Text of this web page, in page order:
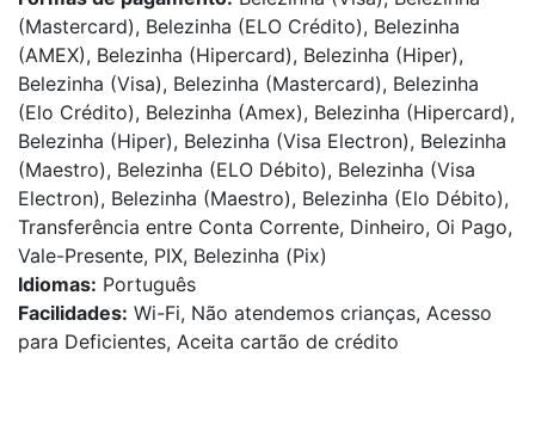
(Mastercard), Belezinha (ELO Crédito), Belezinha
(AMEX), Belezinha (Hipercard), Belezinha (Hiper),
Belezinha (Visa), Belezinha (Mastercard), Belezinha
(Elo Crédito), Belezinha (Amex), Belezinha (Hipercard),
Belezinha (Hiper), Belezinha (Visa Electron), Belezinha
(Maestro), Belezinha (ELO Débito), Belezinha (Visa
Electron), Belezinha (Maestro), Belezinha (Elo Débito),
Transferência entre Conta Corrente, Dinheiro, Oi Pago,
Vale-Presente, PIX, Belezinha (Pix)
Idiomas: Português
Facilidades: Wi-Fi, Não atendemos crianças, Acesso
para Deficientes, Aceita cartão de crédito